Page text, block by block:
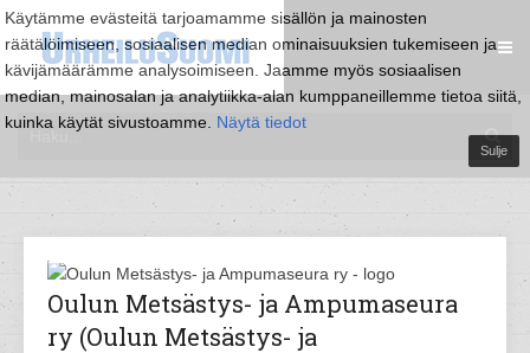
Käytämme evästeitä tarjoamamme sisällön ja mainosten
räätälöimiseen, sosiaalisen median ominaisuuksien tukemiseen ja
kävijämäärämme analysoimiseen. Jaamme myös sosiaalisen
median, mainosalan ja analytiikka-alan kumppaneillemme tietoa siitä,
kuinka käytät sivustoamme. Näytä tiedot
Sulje
Oulun Metsästys- ja Ampumaseura
ry (Oulun Metsästys- ja